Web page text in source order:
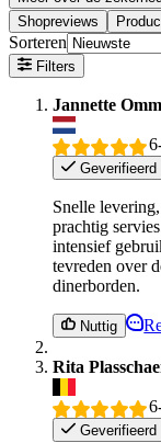
Shopreviews
Sorteren
Filters
Jannette
Geverifieerd
Snelle
prachtig
intensief
tevreden over
dinerborden.
Nuttig
Rita
Geverifieerd